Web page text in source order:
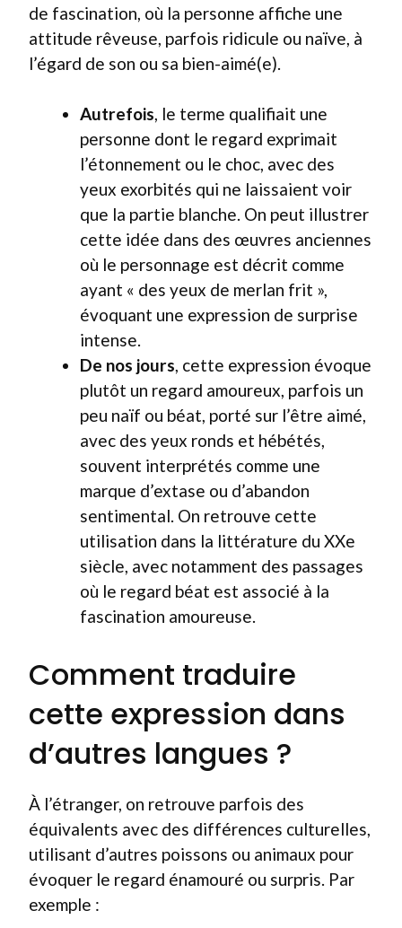
de fascination, où la personne affiche une
attitude rêveuse, parfois ridicule ou naïve, à
l’égard de son ou sa bien-aimé(e).
Autrefois, le terme qualifiait une
personne dont le regard exprimait
l’étonnement ou le choc, avec des
yeux exorbités qui ne laissaient voir
que la partie blanche. On peut illustrer
cette idée dans des œuvres anciennes
où le personnage est décrit comme
ayant « des yeux de merlan frit »,
évoquant une expression de surprise
intense.
De nos jours, cette expression évoque
plutôt un regard amoureux, parfois un
peu naïf ou béat, porté sur l’être aimé,
avec des yeux ronds et hébétés,
souvent interprétés comme une
marque d’extase ou d’abandon
sentimental. On retrouve cette
utilisation dans la littérature du XXe
siècle, avec notamment des passages
où le regard béat est associé à la
fascination amoureuse.
Comment traduire
cette expression dans
d’autres langues ?
À l’étranger, on retrouve parfois des
équivalents avec des différences culturelles,
utilisant d’autres poissons ou animaux pour
évoquer le regard énamouré ou surpris. Par
exemple :